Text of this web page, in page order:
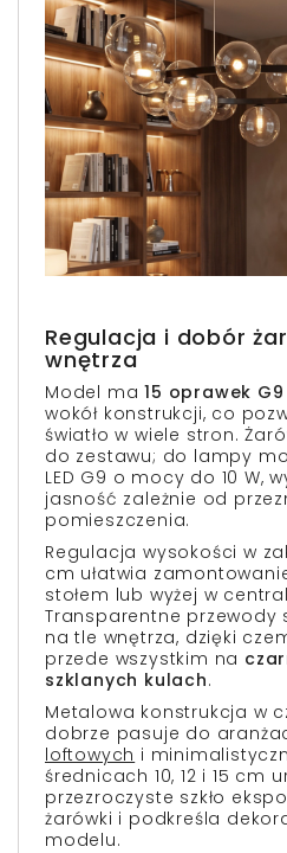
Regulacja i dobór
wnętrza
Model ma15 oprawek G9
wokół konstrukcji, co
światło w wiele stron.
do zestawu; do lampy
LED G9 o mocy do 10 W,
jasność zależnie od
pomieszczenia.
Regulacja wysokości w
cm ułatwia
stołem lub wyżej w
Transparentne przewody
na tle wnętrza, dzięki
przede wszystkim na
szklanych kulach.
Metalowa konstrukcja w
dobrze pasuje do
loftowych i
średnicach 10, 12 i 15 cm
przezroczyste szkło
żarówki i podkreśla
modelu.